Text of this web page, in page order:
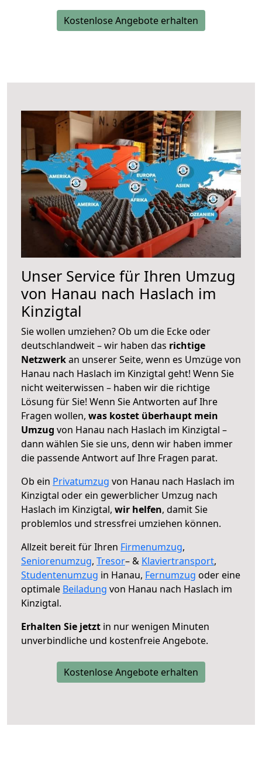
Kostenlose Angebote erhalten
Unser Service für Ihren Umzug
von Hanau nach Haslach im
Kinzigtal
Sie wollen umziehen? Ob um die Ecke oder
deutschlandweit – wir haben das richtige
Netzwerkan unserer Seite, wenn es Umzüge von
Hanau nach Haslach im Kinzigtal geht! Wenn Sie
nicht weiterwissen – haben wir die richtige
Lösung für Sie! Wenn Sie Antworten auf Ihre
Fragen wollen, was kostet überhaupt mein
Umzug von Hanau nach Haslach im Kinzigtal –
dann wählen Sie sie uns, denn wir haben immer
die passende Antwort auf Ihre Fragen parat.
Ob ein Privatumzug von Hanau nach Haslach im
Kinzigtal oder ein gewerblicher Umzug nach
Haslach im Kinzigtal, wir helfen, damit Sie
problemlos und stressfrei umziehen können.
Allzeit bereit für Ihren Firmenumzug,
Seniorenumzug, Tresor– & Klaviertransport,
Studentenumzug in Hanau, Fernumzug oder eine
optimale Beiladung von Hanau nach Haslach im
Kinzigtal.
Erhalten Sie jetzt in nur wenigen Minuten
unverbindliche und kostenfreie Angebote.
Kostenlose Angebote erhalten